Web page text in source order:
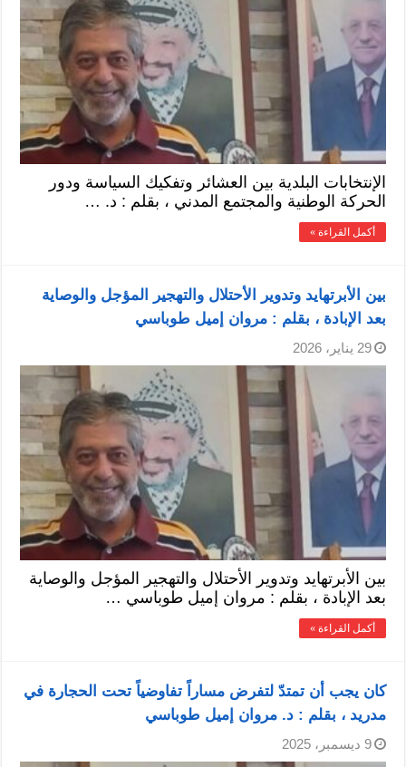
الإنتخابات البلدية بين العشائر وتفكيك السياسة ودور
الحركة الوطنية والمجتمع المدني ، بقلم : د. …
أكمل القراءة »
بين الأبرتهايد وتدوير الأحتلال والتهجير المؤجل والوصاية
بعد الإبادة ، بقلم : مروان إميل طوباسي
29 يناير، 2026
بين الأبرتهايد وتدوير الأحتلال والتهجير المؤجل والوصاية
بعد الإبادة ، بقلم : مروان إميل طوباسي …
أكمل القراءة »
كان يجب أن تمتدّ لتفرض مساراً تفاوضياً تحت الحجارة في
مدريد ، بقلم : د. مروان إميل طوباسي
9 ديسمبر، 2025